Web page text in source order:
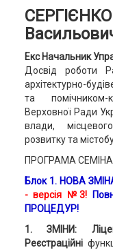
Екс Начальник
Досвід роботи
архітектурно-
та помічником-
Верховної Ради
влади,
розвитку та
ПРОГРАМА
Блок 1. НОВА
- версія №3!
ПРОЦЕДУР!
1. ЗМІНИ:
Реєстраційні